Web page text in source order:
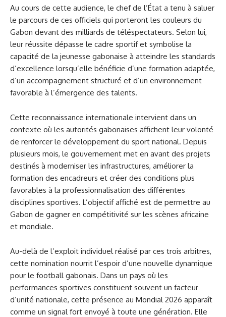
Au cours de cette audience, le chef de l’État a tenu à saluer
le parcours de ces officiels qui porteront les couleurs du
Gabon devant des milliards de téléspectateurs. Selon lui,
leur réussite dépasse le cadre sportif et symbolise la
capacité de la jeunesse gabonaise à atteindre les standards
d’excellence lorsqu’elle bénéficie d’une formation adaptée,
d’un accompagnement structuré et d’un environnement
favorable à l’émergence des talents.
Cette reconnaissance internationale intervient dans un
contexte où les autorités gabonaises affichent leur volonté
de renforcer le développement du sport national. Depuis
plusieurs mois, le gouvernement met en avant des projets
destinés à moderniser les infrastructures, améliorer la
formation des encadreurs et créer des conditions plus
favorables à la professionnalisation des différentes
disciplines sportives. L’objectif affiché est de permettre au
Gabon de gagner en compétitivité sur les scènes africaine
et mondiale.
Au-delà de l’exploit individuel réalisé par ces trois arbitres,
cette nomination nourrit l’espoir d’une nouvelle dynamique
pour le football gabonais. Dans un pays où les
performances sportives constituent souvent un facteur
d’unité nationale, cette présence au Mondial 2026 apparaît
comme un signal fort envoyé à toute une génération. Elle